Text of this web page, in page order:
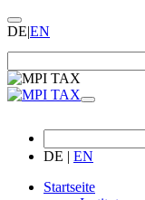
DE|EN
DE | EN
Startseite